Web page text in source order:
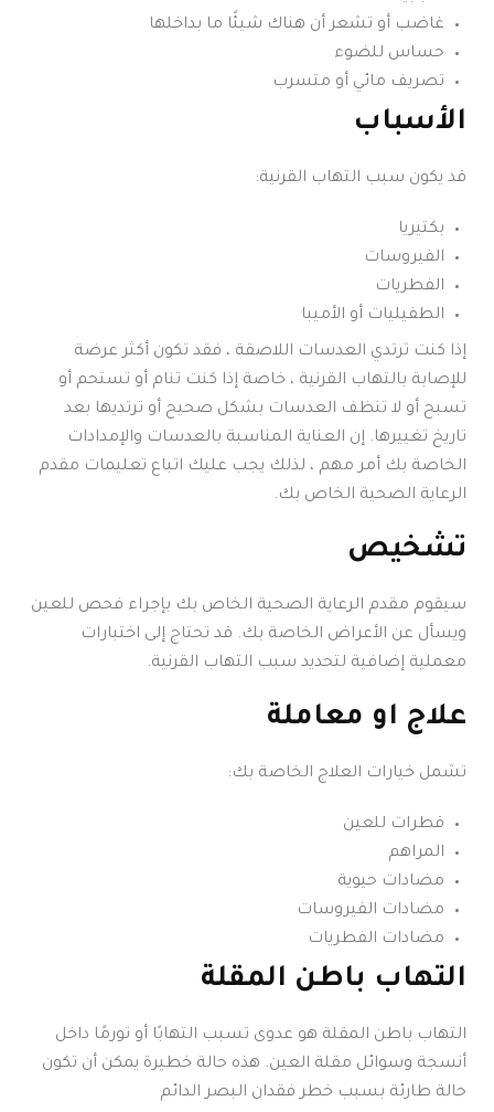
غاضب أو تشعر أن هناك شيئًا ما بداخلها
حساس للضوء
تصريف مائي أو متسرب
الأسباب
قد يكون سبب التهاب القرنية:
بكتيريا
الفيروسات
الفطريات
الطفيليات أو الأميبا
إذا كنت ترتدي العدسات اللاصقة ، فقد تكون أكثر عرضة
للإصابة بالتهاب القرنية ، خاصة إذا كنت تنام أو تستحم أو
تسبح أو لا تنظف العدسات بشكل صحيح أو ترتديها بعد
تاريخ تغييرها. إن العناية المناسبة بالعدسات والإمدادات
الخاصة بك أمر مهم ، لذلك يجب عليك اتباع تعليمات مقدم
الرعاية الصحية الخاص بك.
تشخيص
سيقوم مقدم الرعاية الصحية الخاص بك بإجراء فحص للعين
ويسأل عن الأعراض الخاصة بك. قد تحتاج إلى اختبارات
معملية إضافية لتحديد سبب التهاب القرنية.
علاج او معاملة
تشمل خيارات العلاج الخاصة بك:
قطرات للعين
المراهم
مضادات حيوية
مضادات الفيروسات
مضادات الفطريات
التهاب باطن المقلة
التهاب باطن المقلة هو عدوى تسبب التهابًا أو تورمًا داخل
أنسجة وسوائل مقلة العين. هذه حالة خطيرة يمكن أن تكون
حالة طارئة بسبب خطر فقدان البصر الدائم